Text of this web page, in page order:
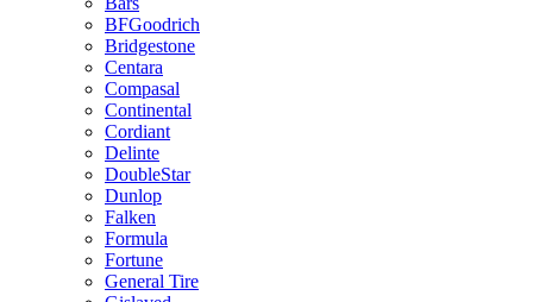
BFGoodrich
Bridgestone
Centara
Compasal
Continental
Cordiant
Delinte
DoubleStar
Dunlop
Falken
Formula
Fortune
General Tire